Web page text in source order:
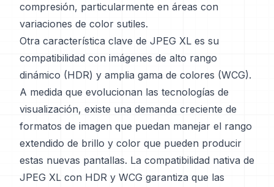
compresión, particularmente en áreas con
variaciones de color sutiles.
Otra característica clave de JPEG XL es su
compatibilidad con imágenes de alto rango
dinámico (HDR) y amplia gama de colores (WCG).
A medida que evolucionan las tecnologías de
visualización, existe una demanda creciente de
formatos de imagen que puedan manejar el rango
extendido de brillo y color que pueden producir
estas nuevas pantallas. La compatibilidad nativa de
JPEG XL con HDR y WCG garantiza que las